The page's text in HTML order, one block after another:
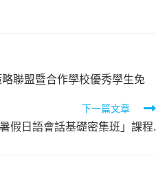
聯盟暨合作學校優秀學生免
下一篇文章
假日語會話基礎密集班」課程.